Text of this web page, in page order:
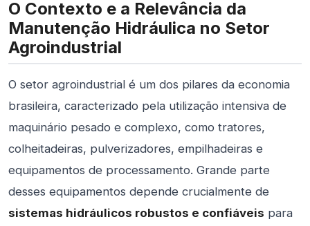
O Contexto e a Relevância da
Manutenção Hidráulica no Setor
Agroindustrial
O setor agroindustrial é um dos pilares da economia
brasileira, caracterizado pela utilização intensiva de
maquinário pesado e complexo, como tratores,
colheitadeiras, pulverizadores, empilhadeiras e
equipamentos de processamento. Grande parte
desses equipamentos depende crucialmente de
sistemas hidráulicos robustos e confiáveis para